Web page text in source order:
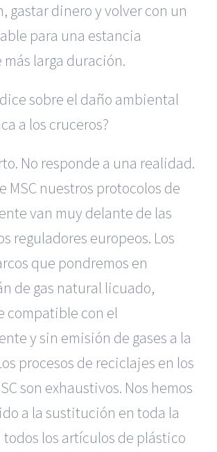
gastar dinero y volver con un
para una estancia
larga duración.
sobre el daño ambiental
a los cruceros?
No responde a una realidad.
MSC nuestros protocolos de
van muy delante de las
reguladores europeos. Los
que pondremos en
de gas natural licuado,
compatible con el
y sin emisión de gases a la
procesos de reciclajes en los
son exhaustivos. Nos hemos
a la sustitución en toda la
los artículos de plástico